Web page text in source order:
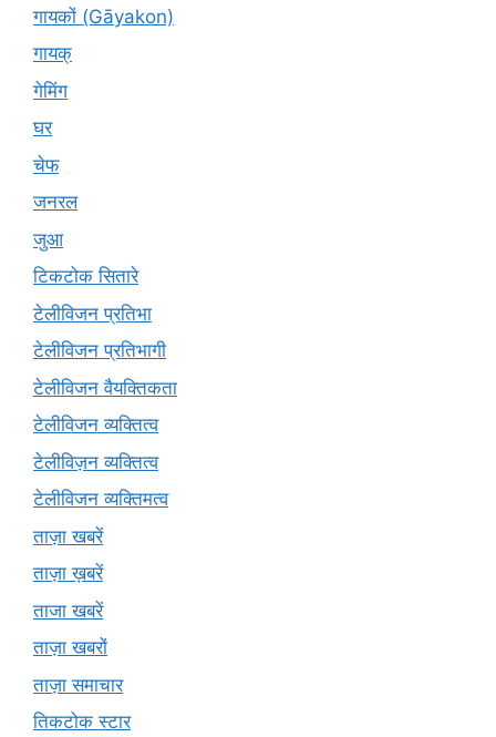
गायकों (Gāyakon)
गायक्
गेमिंग
घर
चेफ
जनरल
जुआ
टिकटोक सितारे
टेलीविजन प्रतिभा
टेलीविजन प्रतिभागी
टेलीविजन वैयक्तिकता
टेलीविजन व्यक्तित्व
टेलीविज़न व्यक्तित्व
टेलीविजन व्यक्तिमत्व
ताज़ा खबरें
ताज़ा ख़बरें
ताजा खबरें
ताज़ा खबरों
ताज़ा समाचार
तिकटोक स्टार